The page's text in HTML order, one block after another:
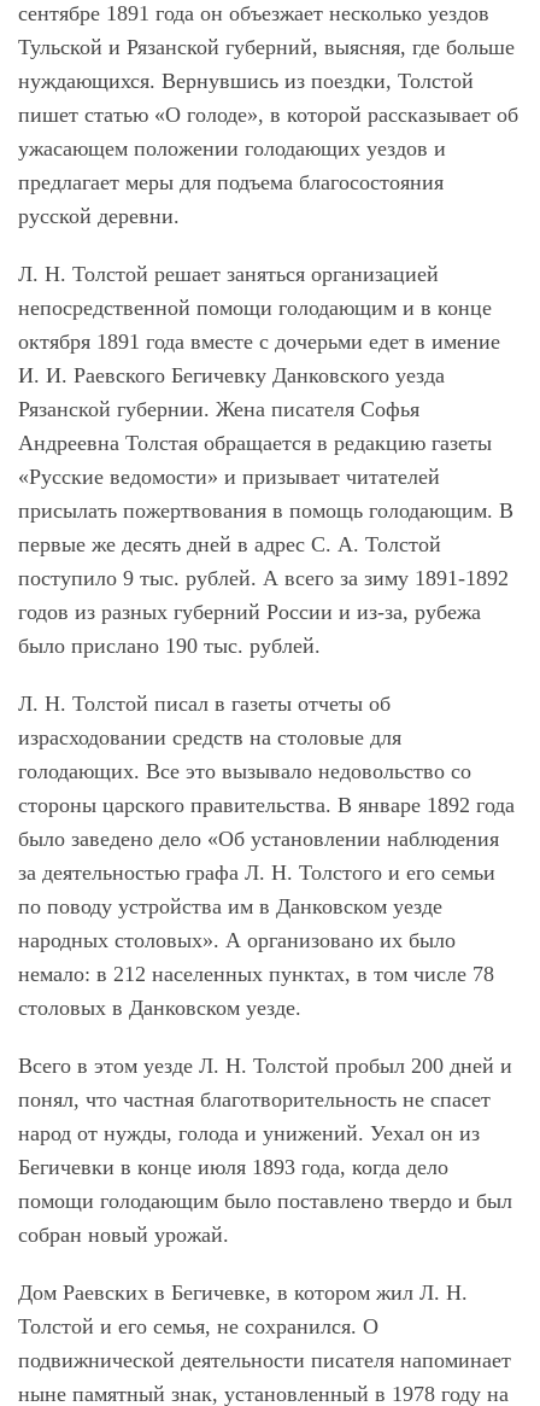
сентябре 1891 года он объезжает несколько уездов
Тульской и Рязанской губерний, выясняя, где больше
нуждающихся. Вернувшись из поездки, Толстой
пишет статью «О голоде», в которой рассказывает об
ужасающем положении голодающих уездов и
предлагает меры для подъема благосостояния
русской деревни.
Л. Н. Толстой решает заняться организацией
непосредственной помощи голодающим и в конце
октября 1891 года вместе с дочерьми едет в имение
И. И. Раевского Бегичевку Данковского уезда
Рязанской губернии. Жена писателя Софья
Андреевна Толстая обращается в редакцию газеты
«Русские ведомости» и призывает читателей
присылать пожертвования в помощь голодающим. В
первые же десять дней в адрес С. А. Толстой
поступило 9 тыс. рублей. А всего за зиму 1891-1892
годов из разных губерний России и из-за, рубежа
было прислано 190 тыс. рублей.
Л. Н. Толстой писал в газеты отчеты об
израсходовании средств на столовые для
голодающих. Все это вызывало недовольство со
стороны царского правительства. В январе 1892 года
было заведено дело «Об установлении наблюдения
за деятельностью графа Л. Н. Толстого и его семьи
по поводу устройства им в Данковском уезде
народных столовых». А организовано их было
немало: в 212 населенных пунктах, в том числе 78
столовых в Данковском уезде.
Всего в этом уезде Л. Н. Толстой пробыл 200 дней и
понял, что частная благотворительность не спасет
народ от нужды, голода и унижений. Уехал он из
Бегичевки в конце июля 1893 года, когда дело
помощи голодающим было поставлено твердо и был
собран новый урожай.
Дом Раевских в Бегичевке, в котором жил Л. Н.
Толстой и его семья, не сохранился. О
подвижнической деятельности писателя напоминает
ныне памятный знак, установленный в 1978 году на